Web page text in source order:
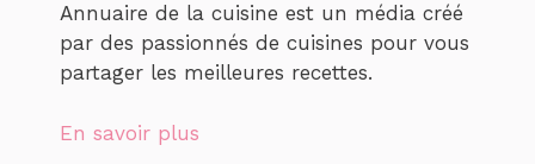
Annuaire de la cuisine est un média créé
par des passionnés de cuisines pour vous
partager les meilleures recettes.
En savoir plus